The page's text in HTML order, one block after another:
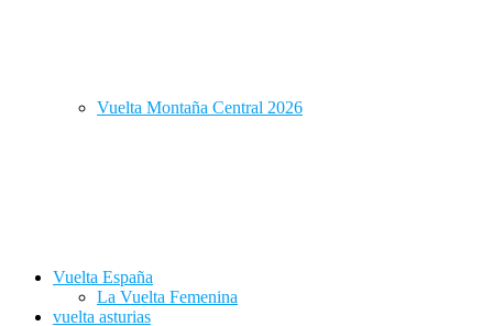
Vuelta Montaña Central 2026
Vuelta España
La Vuelta Femenina
vuelta asturias